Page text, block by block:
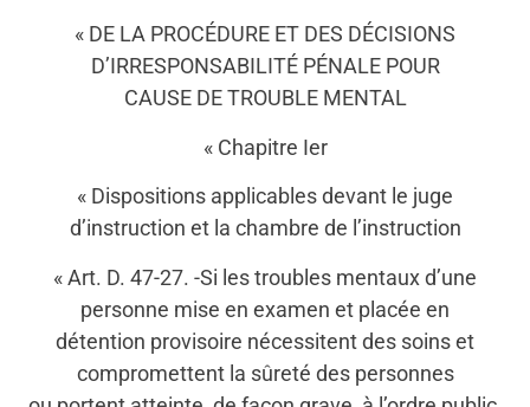
« DE LA PROCÉDURE ET DES DÉCISIONS
D’IRRESPONSABILITÉ PÉNALE POUR
CAUSE DE TROUBLE MENTAL
« Chapitre Ier
« Dispositions applicables devant le juge
d’instruction et la chambre de l’instruction
« Art. D. 47-27. -Si les troubles mentaux d’une
personne mise en examen et placée en
détention provisoire nécessitent des soins et
compromettent la sûreté des personnes